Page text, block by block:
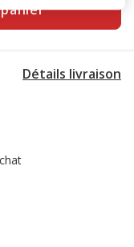
Détails livraison